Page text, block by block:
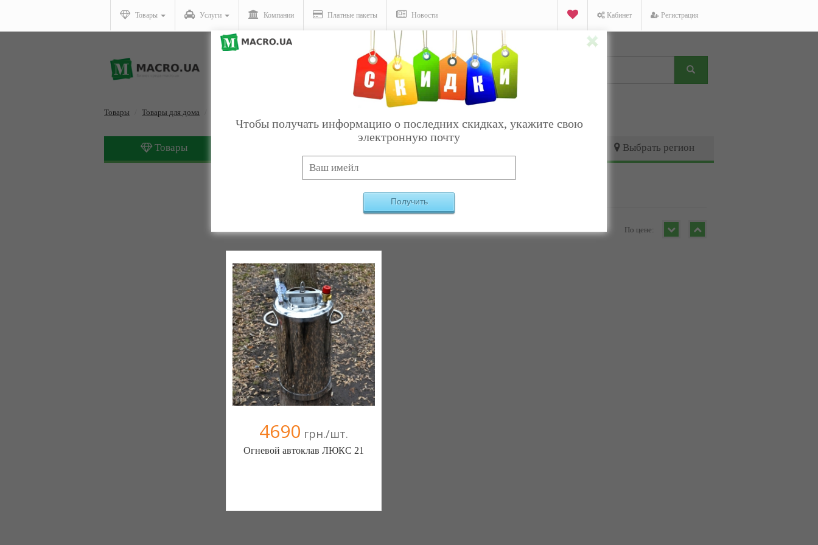
Товары Услуги Компании Платные пакеты Новости Кабинет Регистрация
Товары Товары для дома
Товары Выбрать регион
Автоклавы бытовые
По цене:
4690 грн./шт.
Огневой автоклав ЛЮКС 21
(097) 238-17-41
Чтобы получать информацию о последних скидках, укажите свою
электронную почту
Получить